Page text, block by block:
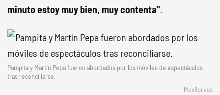
minuto estoy muy bien, muy contenta”.
Pampita y Martín Pepa fueron abordados por los móviles de espectáculos
tras reconciliarse.
Movilpress